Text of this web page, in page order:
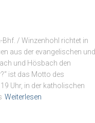
/ Winzenhohl richtet in
aus der evangelischen und
und Hösbach den
ist das Motto des
Uhr, in der katholischen
Weiterlesen